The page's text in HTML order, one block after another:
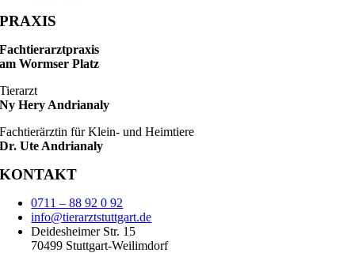
PRAXIS
Fachtierarztpraxis
am Wormser Platz
Tierarzt
Ny Hery Andrianaly
Fachtierärztin für Klein- und Heimtiere
Dr. Ute Andrianaly
KONTAKT
0711 – 88 92 0 92
info@tierarztstuttgart.de
Deidesheimer Str. 15
70499 Stuttgart-Weilimdorf